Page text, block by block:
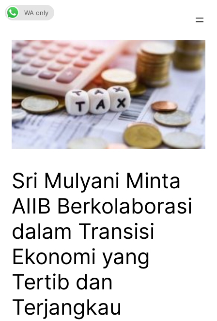
Skip
to
Sri Mulyani Minta
AIIB Berkolaborasi
dalam Transisi
Ekonomi yang
Tertib dan
Terjangkau
WA only